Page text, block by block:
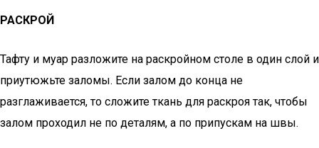
РАСКРОЙ
Тафту и муар разложите на раскройном столе в один слой и
приутюжьте заломы. Если залом до конца не
разглаживается, то сложите ткань для раскроя так, чтобы
залом проходил не по деталям, а по припускам на швы.